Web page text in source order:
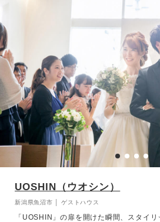
UOSHIN（ウオシン）
新潟県魚沼市 │ ゲストハウス
「UOSHIN」の扉を開けた瞬間、スタイ